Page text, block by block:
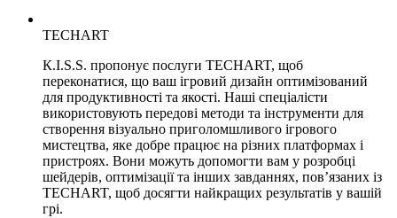
TECHART
К.І.S.S. пропонує послуги TECHART, щоб
переконатися, що ваш ігровий дизайн оптимізований
для продуктивності та якості. Наші спеціалісти
використовують передові методи та інструменти для
створення візуально приголомшливого ігрового
мистецтва, яке добре працює на різних платформах і
пристроях. Вони можуть допомогти вам у розробці
шейдерів, оптимізації та інших завданнях, пов’язаних із
TECHART, щоб досягти найкращих результатів у вашій
грі.